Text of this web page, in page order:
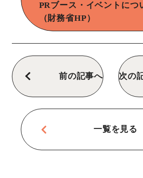
PRブース・イベントにつ
（財務省HP）
前の記事へ 次の
一覧を見る